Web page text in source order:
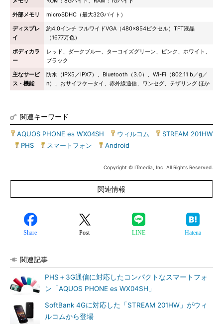
外部メモリ
microSDHC（最大32Gバイト）
ディスプレ
イ
約4.0インチ フルワイドVGA（480×854ピクセル）TFT液晶
（1677万色）
ボディカラ
ー
レッド、ダークブルー、ターコイズグリーン、ピンク、ホワイト、
ブラック
主なサービ
ス・機能
防水（IPX5／IPX7）、Bluetooth（3.0）、Wi-Fi（802.11 b／g／
n）、おサイフケータイ、赤外線通信、ワンセグ、テザリング ほか
関連キーワード
AQUOS PHONE es WX04SH ウィルコム
STREAM 201HW
PHS スマートフォン Android
Copyright © ITmedia, Inc. All Rights Reserved.
関連情報
Share Post LINE Hatena
関連記事
PHS＋3G通信に対応したコンパクトなスマートフォ
ン「AQUOS PHONE es WX04SH」
SoftBank 4Gに対応した「STREAM 201HW」がウィ
ルコムから登場